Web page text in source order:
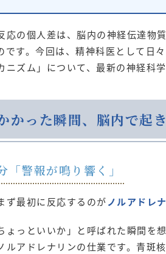
応の個人差は、脳内の神経伝達物
です。今回は、精神科医として日
ニズム」について、最新の神経科
かった瞬間、脳内で起
警報が鳴り響く」
ず最初に反応するのがノルアドレ
ょっといいか」と呼ばれた瞬間を
ルアドレナリンの仕業です。青斑